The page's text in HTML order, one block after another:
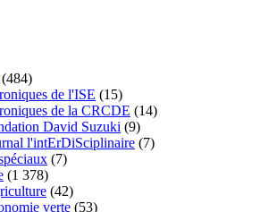
(484)
de l'ISE (15)
de la CRCDE (14)
David Suzuki (9)
l'intErDiSciplinaire (7)
(7)
(1 378)
(42)
verte (53)